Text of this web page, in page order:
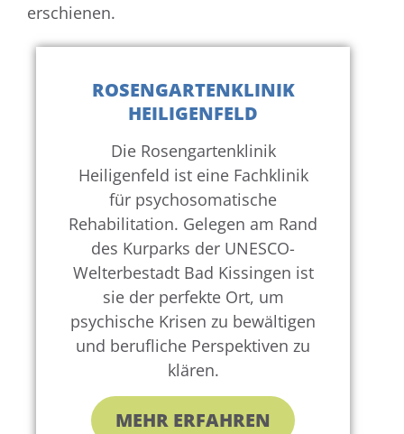
erschienen.
ROSENGARTENKLINIK
HEILIGENFELD
Die Rosengartenklinik
Heiligenfeld ist eine Fachklinik
für psychosomatische
Rehabilitation. Gelegen am Rand
des Kurparks der UNESCO-
Welterbestadt Bad Kissingen ist
sie der perfekte Ort, um
psychische Krisen zu bewältigen
und berufliche Perspektiven zu
klären.
MEHR ERFAHREN